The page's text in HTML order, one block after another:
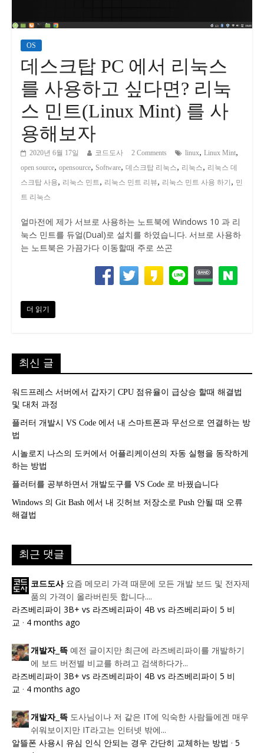
OS
데스크탑 PC 에서 리눅스
를 사용하고 싶다면? 리눅
스 민트(Linux Mint) 를 사
용해보자
2020년 6월 17일 코드도사 2 Comments linux, Linux Mint,
open source, opensource, Software, 데스크탑 리눅스, 리눅스, 리눅스 데
스크탑 사용, 리눅스 민트, 리눅스 민트 리뷰, 리눅스 민트 사용 하기 , 민
트 리눅스
얼마전에 제가 서브로 사용하는 노트북에 Windows 10 과 리
눅스 민트를 듀얼(Dual)로 설치를 하였습니다. 서브로 사용하
는 노트북은 가끔가다 이동할때 주로 쓰곤
더 읽기
최신 글
워드프레스 서버에서 갑자기 CPU 점유율이 급상승 할때 해결법
및 대처 과정
플러터 개발시 VS Code 에서 내 스마트폰과 무선으로 연결하는 방
법
시놀로지 나스의 도커에서 어플리케이션의 자동 실행을 동작하게
하는 방법
플러터를 공부하면서 개발도구를 VS Code 로 바꿨습니다
Windows 의 Git Bash 에서 내 깃허브 저장소로 Push 안될 때 오류
해결법
최근 댓글
코드도사 요즘 메모리 가격 때문에 모든 개발 보드 및 전자제
품의 가격이 올라버린듯 합니다....
라즈베리파이 3B+ vs 라즈베리파이 4B vs 라즈베리파이 5 비
교 · 4 months ago
개발자_뜩 예전 글이지만 최근에 라즈베리파이를 개발하기
에 보드 버전별 비교를 하려고 검색하다가...
라즈베리파이 3B+ vs 라즈베리파이 4B vs 라즈베리파이 5 비
교 · 4 months ago
개발자_뜩 도사님이나 저 같은 IT에 익숙한 사람들에겐 매우
쉬워보이지만 IT라고는 인터넷 밖에...
알뜰폰 사용시 유심 인식 안되는 경우 간단히 교체하는 방법 · 5